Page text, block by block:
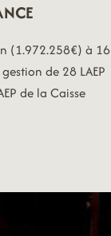
(1.972.258€) à 16
de 28 LAEP
de la Caisse